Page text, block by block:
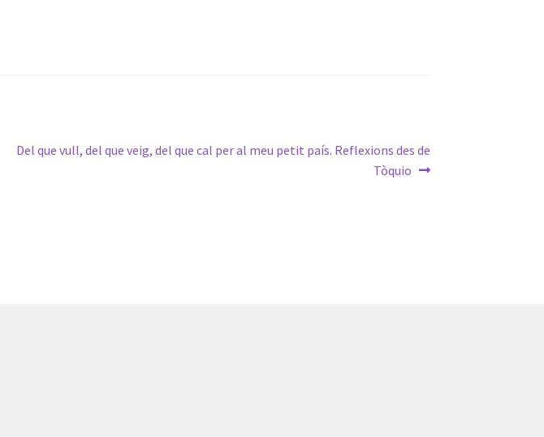
Pròxima
Del que vull, del que veig, del que cal per al meu petit país. Reflexions des de
Tòquio